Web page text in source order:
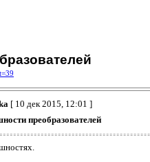
[ 10 дек 2015, 12:01 ]
преобразователей